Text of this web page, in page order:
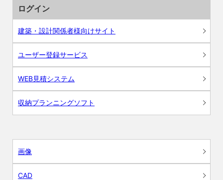
ログイン
建築・設計関係者様向けサイト
ユーザー登録サービス
WEB見積システム
収納プランニングソフト
画像
CAD